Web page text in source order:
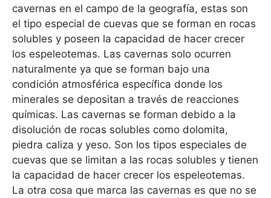
cavernas en el campo de la geografía, estas son
el tipo especial de cuevas que se forman en rocas
solubles y poseen la capacidad de hacer crecer
los espeleotemas. Las cavernas solo ocurren
naturalmente ya que se forman bajo una
condición atmosférica específica donde los
minerales se depositan a través de reacciones
químicas. Las cavernas se forman debido a la
disolución de rocas solubles como dolomita,
piedra caliza y yeso. Son los tipos especiales de
cuevas que se limitan a las rocas solubles y tienen
la capacidad de hacer crecer los espeleotemas.
La otra cosa que marca las cavernas es que no se